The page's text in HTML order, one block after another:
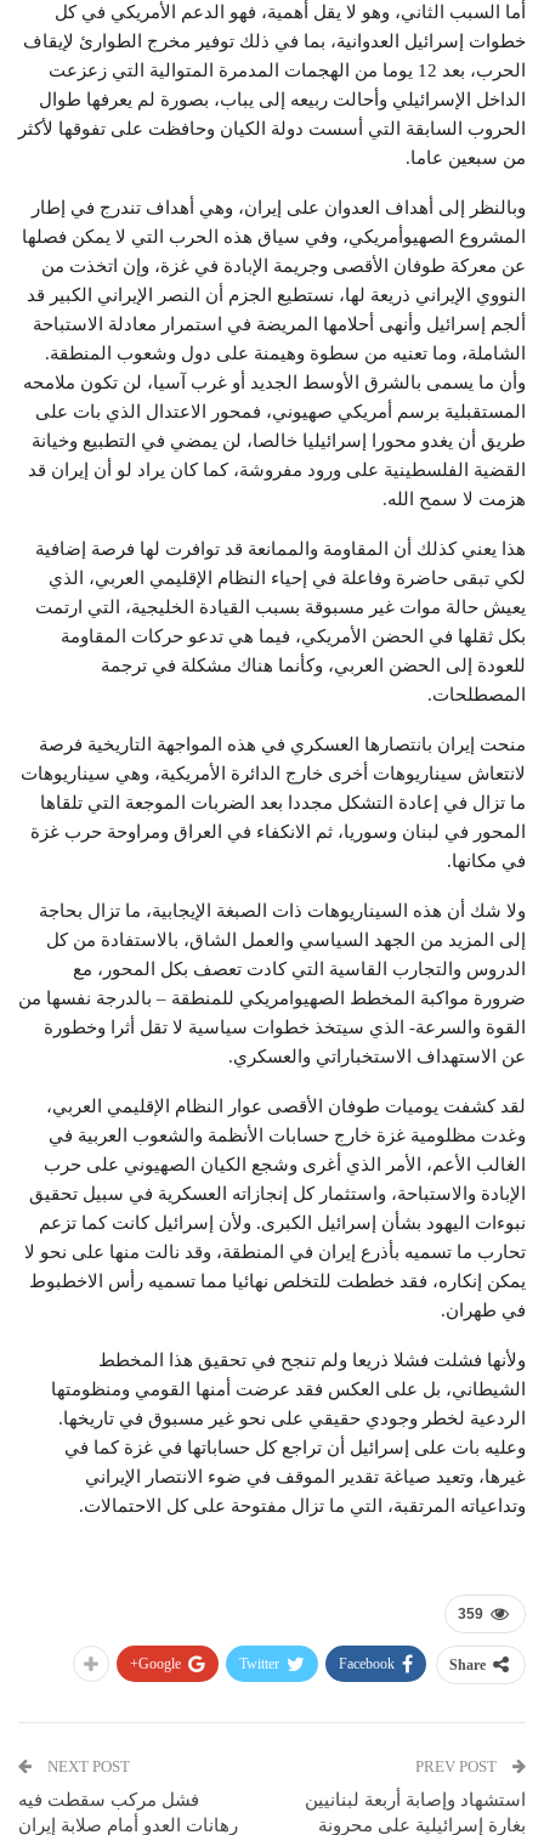
أما السبب الثاني، وهو لا يقل أهمية، فهو الدعم الأمريكي في كل
خطوات إسرائيل العدوانية، بما في ذلك توفير مخرج الطوارئ لإيقاف
الحرب، بعد 12 يوما من الهجمات المدمرة المتوالية التي زعزعت
الداخل الإسرائيلي وأحالت ربيعه إلى يباب، بصورة لم يعرفها طوال
الحروب السابقة التي أسست دولة الكيان وحافظت على تفوقها لأكثر
من سبعين عاما.
وبالنظر إلى أهداف العدوان على إيران، وهي أهداف تندرج في إطار
المشروع الصهيوأمريكي، وفي سياق هذه الحرب التي لا يمكن فصلها
عن معركة طوفان الأقصى وجريمة الإبادة في غزة، وإن اتخذت من
النووي الإيراني ذريعة لها، نستطيع الجزم أن النصر الإيراني الكبير قد
ألجم إسرائيل وأنهى أحلامها المريضة في استمرار معادلة الاستباحة
الشاملة، وما تعنيه من سطوة وهيمنة على دول وشعوب المنطقة.
وأن ما يسمى بالشرق الأوسط الجديد أو غرب آسيا، لن تكون ملامحه
المستقبلية برسم أمريكي صهيوني، فمحور الاعتدال الذي بات على
طريق أن يغدو محورا إسرائيليا خالصا، لن يمضي في التطبيع وخيانة
القضية الفلسطينية على ورود مفروشة، كما كان يراد لو أن إيران قد
هزمت لا سمح الله.
هذا يعني كذلك أن المقاومة والممانعة قد توافرت لها فرصة إضافية
لكي تبقى حاضرة وفاعلة في إحياء النظام الإقليمي العربي، الذي
يعيش حالة موات غير مسبوقة بسبب القيادة الخليجية، التي ارتمت
بكل ثقلها في الحضن الأمريكي، فيما هي تدعو حركات المقاومة
للعودة إلى الحضن العربي، وكأنما هناك مشكلة في ترجمة
المصطلحات.
منحت إيران بانتصارها العسكري في هذه المواجهة التاريخية فرصة
لانتعاش سيناريوهات أخرى خارج الدائرة الأمريكية، وهي سيناريوهات
ما تزال في إعادة التشكل مجددا بعد الضربات الموجعة التي تلقاها
المحور في لبنان وسوريا، ثم الانكفاء في العراق ومراوحة حرب غزة
في مكانها.
ولا شك أن هذه السيناريوهات ذات الصبغة الإيجابية، ما تزال بحاجة
إلى المزيد من الجهد السياسي والعمل الشاق، بالاستفادة من كل
الدروس والتجارب القاسية التي كادت تعصف بكل المحور، مع
ضرورة مواكبة المخطط الصهيوامريكي للمنطقة – بالدرجة نفسها من
القوة والسرعة- الذي سيتخذ خطوات سياسية لا تقل أثرا وخطورة
عن الاستهداف الاستخباراتي والعسكري.
لقد كشفت يوميات طوفان الأقصى عوار النظام الإقليمي العربي،
وغدت مظلومية غزة خارج حسابات الأنظمة والشعوب العربية في
الغالب الأعم، الأمر الذي أغرى وشجع الكيان الصهيوني على حرب
الإبادة والاستباحة، واستثمار كل إنجازاته العسكرية في سبيل تحقيق
نبوءات اليهود بشأن إسرائيل الكبرى. ولأن إسرائيل كانت كما تزعم
تحارب ما تسميه بأذرع إيران في المنطقة، وقد نالت منها على نحو لا
يمكن إنكاره، فقد خططت للتخلص نهائيا مما تسميه رأس الاخطبوط
في طهران.
ولأنها فشلت فشلا ذريعا ولم تنجح في تحقيق هذا المخطط
الشيطاني، بل على العكس فقد عرضت أمنها القومي ومنظومتها
الردعية لخطر وجودي حقيقي على نحو غير مسبوق في تاريخها.
وعليه بات على إسرائيل أن تراجع كل حساباتها في غزة كما في
غيرها، وتعيد صياغة تقدير الموقف في ضوء الانتصار الإيراني
وتداعياته المرتقبة، التي ما تزال مفتوحة على كل الاحتمالات.
359
Share
Facebook
Twitter
Google+
استشهاد وإصابة أربعة لبنانيين
بغارة إسرائيلية على محرونة
NEXT POST
فشل مركب سقطت فيه
رهانات العدو أمام صلابة إيران